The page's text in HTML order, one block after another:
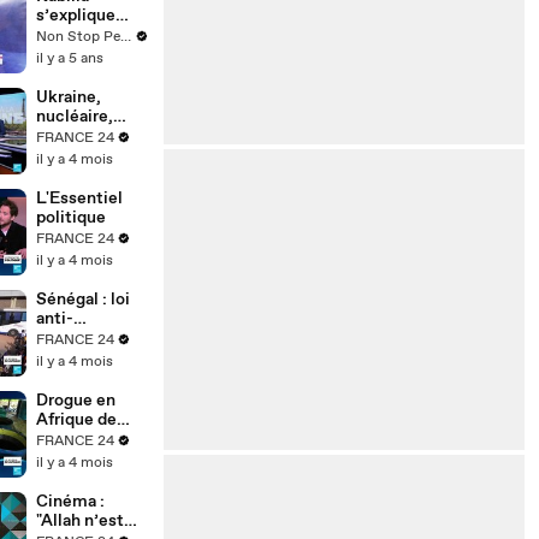
s’explique
après avoir
manqué de
Partout
Non Stop People
il y a 5 ans
Ukraine,
nucléaire,
réarmement :
où est passé
des
Écologistes ?
FRANCE 24
il y a 4 mois
L'Essentiel
politique
FRANCE 24
il y a 4 mois
Sénégal : loi
anti-
homosexualit
é durcie,
sur la justice ?
FRANCE 24
il y a 4 mois
Drogue en
Afrique de
l’Ouest :
pourquoi la
devenue un
hub mondial
FRANCE 24
il y a 4 mois
Cinéma :
"Allah n’est